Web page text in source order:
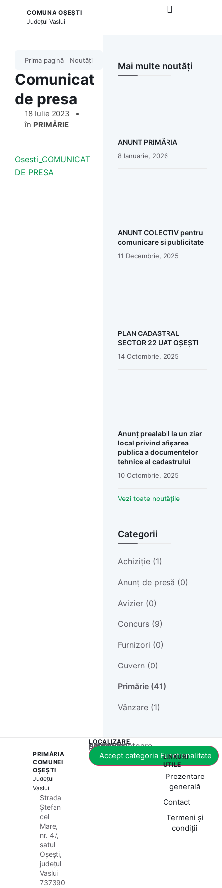
COMUNA OȘEȘTI
JudețulVaslui
Prima pagină Noutăți
Comunicat
de presa
18 Iulie 2023
în PRIMĂRIE
Osesti_COMUNICAT
DE PRESA
Mai multe noutăți
ANUNT PRIMĂRIA
8 Ianuarie, 2026
ANUNT COLECTIV pentru
comunicare si publicitate
11 Decembrie, 2025
PLAN CADASTRAL
SECTOR 22 UAT OȘEȘTI
14 Octombrie, 2025
Anunț prealabil la un ziar
local privind afișarea
publica a documentelor
tehnice al cadastrului
10 Octombrie, 2025
Vezi toate noutățile
Categorii
Achiziție (1)
Anunț de presă (0)
Avizier (0)
Concurs (9)
Furnizori (0)
Guvern (0)
Primărie (41)
Vânzare (1)
PRIMĂRIA
COMUNEI
OȘEȘTI
Județul
Vaslui
Strada
Ștefan
cel
Mare,
nr. 47,
satul
Oșești,
județul
Vaslui
737390
LOCALIZARE
Acest conținut este blocat până când acceptați categoria corespunzătoare de cookie-uri.
Accept categoria Funcționalitate
LINKURI
UTILE
Prezentare
generală
Contact
Termeni și
condiții